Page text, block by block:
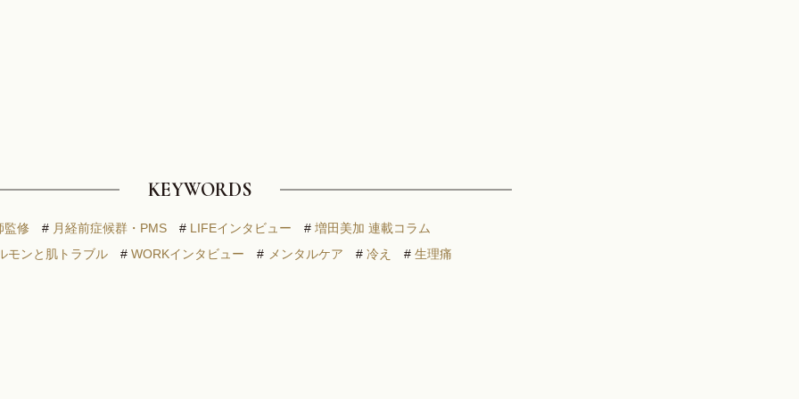
KEYWORDS
監修 # 月経前症候群・PMS # LIFEインタビュー # 増田美加 連載コラム
モンと肌トラブル # WORKインタビュー # メンタルケア # 冷え # 生理痛